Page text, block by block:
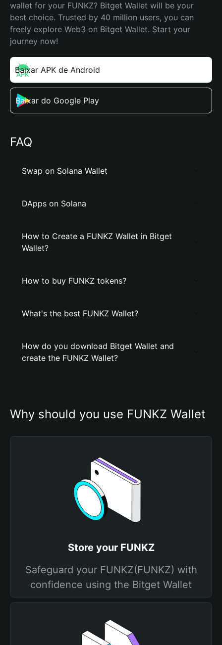
wallet for your FUNKZ? Bitget Wallet will be your
best choice. Trusted by 40 million users, you can
freely explore Web3 on Bitget Wallet. Start your
journey now!
Baixar APK de Android
Baixar do Google Play
FAQ
Swap on Solana Wallet
DApps on Solana
How to Create a FUNKZ Wallet in Bitget
Wallet?
How to buy FUNKZ tokens?
What's the best FUNKZ Wallet?
How do you download Bitget Wallet and
create the FUNKZ Wallet?
Why should you use FUNKZ Wallet
Store your FUNKZ
Safeguard your FUNKZ(FUNKZ) with
confidence using the Bitget Wallet